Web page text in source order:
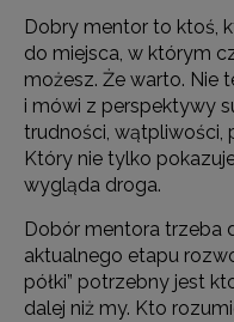
Dobry mentor to ktoś,
do miejsca, w którym
możesz. Że warto. Nie
i mówi z perspektywy
trudności, wątpliwości,
Który nie tylko
wygląda droga.
Dobór mentora trzeba
aktualnego etapu
półki” potrzebny jest
dalej niż my. Kto